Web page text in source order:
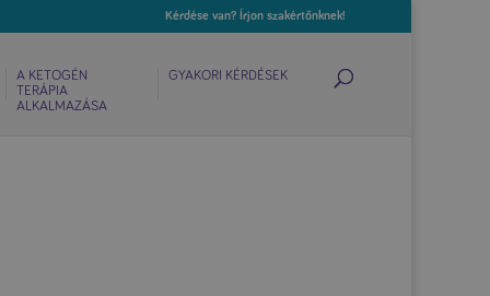
Kérdése van? Írjon szakértőnknek!
A KETOGÉN
TERÁPIA
ALKALMAZÁSA
GYAKORI KÉRDÉSEK